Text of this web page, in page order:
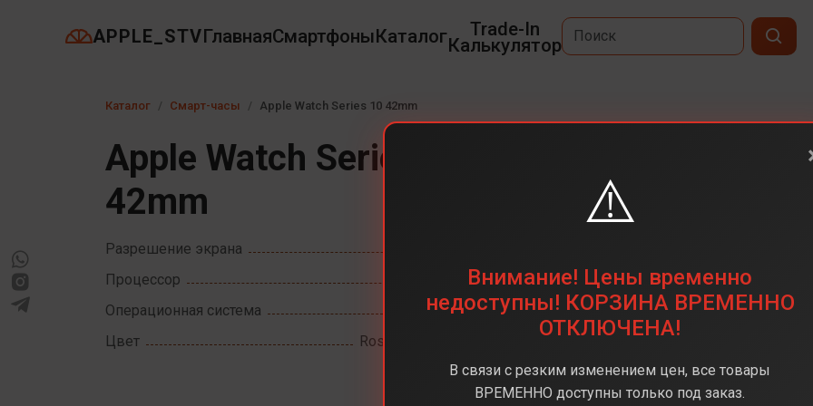
APPLE_STVГлавнаяСмартфоныКаталог Trade-In
Калькулятор
Каталог Смарт-часы Apple Watch Series 10 42mm
Apple Watch Series 10
42mm
Разрешение экрана
Процессор
Apple S10 SiP
Операционная система
watchOS
Цвет
Rose Gold (Розовый/Золотой)
Под заказ
⚠️
Внимание! Цены временно
недоступны! КОРЗИНА ВРЕМЕННО
ОТКЛЮЧЕНА!
В связи с резким изменением цен, все товары
ВРЕМЕННО доступны только под заказ.